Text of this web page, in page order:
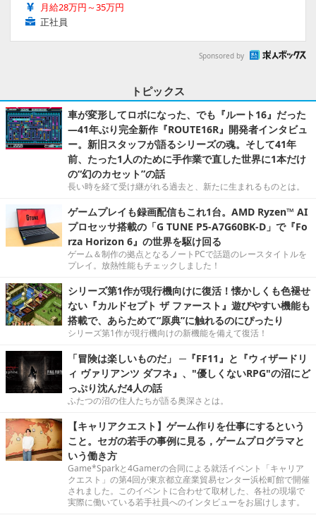
月給28万円～35万円
正社員
Sponsored by
トピックス
車が変形してロボになった、でも『ルート16』だった
―41年ぶり完全新作『ROUTE16R』開発者インタビュ
ー。新旧スタッフが語るシリーズの魂。そして41年
前、たった1人のために手作業で直した世界に1本だけ
の“幻のカセット”の話
長い時を経て受け継がれる過去と、新たに生まれるものとは。
ゲームプレイも録画配信もこれ1台。AMD Ryzen™ AI
プロセッサ搭載の「G TUNE P5-A7G60BK-D」で『Fo
rza Horizon 6』の世界を駆け回る
ゲーム＆制作の拠点となるノートPCで話題のレースタイトルを
プレイ。放熱性能もチェックしました！
シリーズ第1作が現行機向けに復活！懐かしくも色褪せ
ない『カルドセプト ザ ファースト』遊びやすい機能も
搭載で、あらためて“原典”に触れるのにぴったり
シリーズ第1作が現行機向けの新機能を備えて復活！
「冒険は楽しいものだ」 ─『FF11』と『ウィザードリ
ィ ヴァリアンツ ダフネ』、"優しくないRPG"の沼にど
っぷり沈んだ4人の話
ふたつの沼の住人たちが語る奥深さとは。
【キャリアクエスト】ゲーム作りを仕事にするという
こと。セガの若手の事例に見る，ゲームプログラマと
いう働き方
Game*Sparkと4Gamerの合同による就活イベント「キャリア
クエスト」の第4回が東京都立産業貿易センター浜松町館で開催
されました。このイベントに合わせて取材した、各社の現場で
実際に働いている若手社員へのインタビューをお届けします。